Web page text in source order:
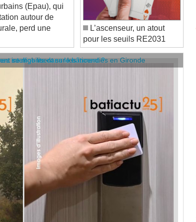
autour de
perd une
L’ascenseur, un atout
pour les seuils RE2031
se mobilisent sur les incendies en Gironde
intelligents dans le bâtiment ?